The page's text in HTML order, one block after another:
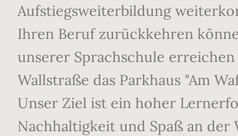
Aufstiegsweiterbildung
Ihren Beruf zurückkehren
unserer Sprachschule erreichen
Wallstraße das Parkhaus "Am
Unser Ziel ist ein hoher
Nachhaltigkeit und Spaß an der